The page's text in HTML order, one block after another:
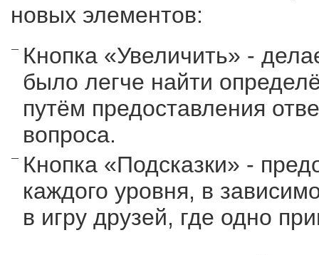
новых элементов:
Кнопка «Увеличить» -
было легче найти
путём предоставления
вопроса.
Кнопка «Подсказки» -
каждого уровня, в
в игру друзей, где одно